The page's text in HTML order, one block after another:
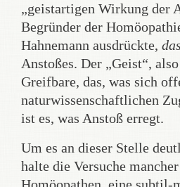
„geistartigen Wirkung der
Begründer der
Hahnemann ausdrückte, das
Anstoßes. Der „Geist“,
Greifbare, das, was sich
naturwissenschaftlichen
ist es, was Anstoß erregt.
Um es an dieser Stelle
halte die Versuche